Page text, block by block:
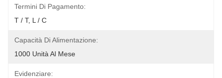
Termini Di Pagamento:
T / T, L / C
Capacità Di Alimentazione:
1000 Unità Al Mese
Evidenziare: